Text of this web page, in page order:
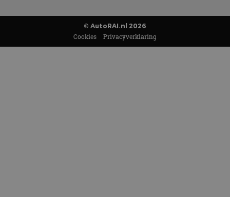
© AutoRAI.nl 2026
Cookies Privacyverklaring